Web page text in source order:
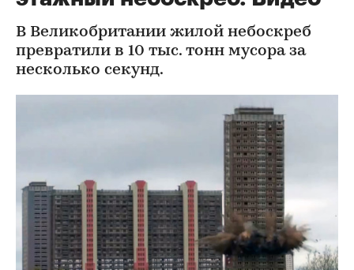
В Великобритании жилой небоскреб
превратили в 10 тыс. тонн мусора за
несколько секунд.